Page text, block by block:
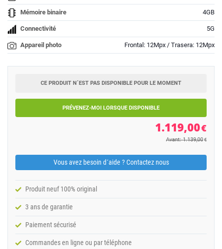
Mémoire binaire 4GB
Connectivité 5G
Appareil photo Frontal: 12Mpx / Trasera: 12Mpx
CE PRODUIT N´EST PAS DISPONIBLE POUR LE MOMENT
PRÉVENEZ-MOI LORSQUE DISPONIBLE
1.119,00€
Avant: 1.139,00 €
Vous avez besoin d´aide ? Contactez nous
Produit neuf 100% original
3 ans de garantie
Paiement sécurisé
Commandes en ligne ou par téléphone